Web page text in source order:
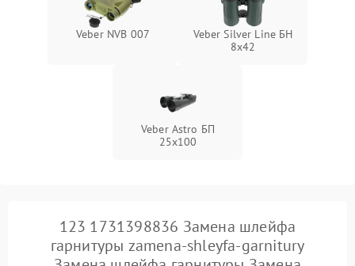
Veber NVB 007
Veber Silver Line БН
8x42
Veber Astro БП
25x100
123 1731398836 Замена шлейфа
гарнитуры zamena-shleyfa-garnitury